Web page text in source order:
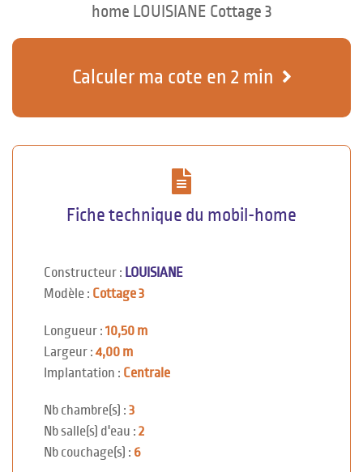
home LOUISIANE Cottage 3
Calculer ma cote en 2 min
Fiche technique du mobil-home
Constructeur : LOUISIANE
Modèle : Cottage 3
Longueur : 10,50 m
Largeur : 4,00 m
Implantation : Centrale
Nb chambre(s) : 3
Nb salle(s) d'eau : 2
Nb couchage(s) : 6